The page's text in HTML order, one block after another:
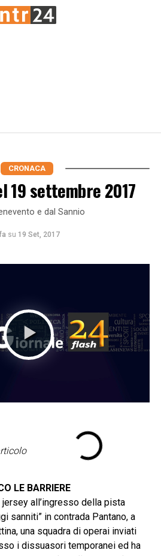
CRONACA
19 settembre 2017
e dal Sannio
su 19 Set, 2017
LE BARRIERE
all’ingresso della pista
sanniti” in contrada Pantano, a
una squadra di operai inviati
i dissuasori temporanei ed ha